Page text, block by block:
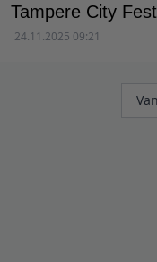
Tampere City
24.11.2025 09:21